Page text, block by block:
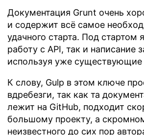
Документация Grunt очень
и содержит всё самое
удачного старта. Под стартом
работу с API, так и написание
используя уже существующие
К слову, Gulp в этом ключе
вдребезги, так как та
лежит на GitHub, подходит
большому проекту, а
неизвестного до сих пор